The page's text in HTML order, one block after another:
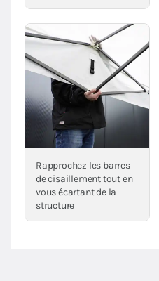
Rapprochez les barres
de cisaillement tout en
vous écartant de la
structure